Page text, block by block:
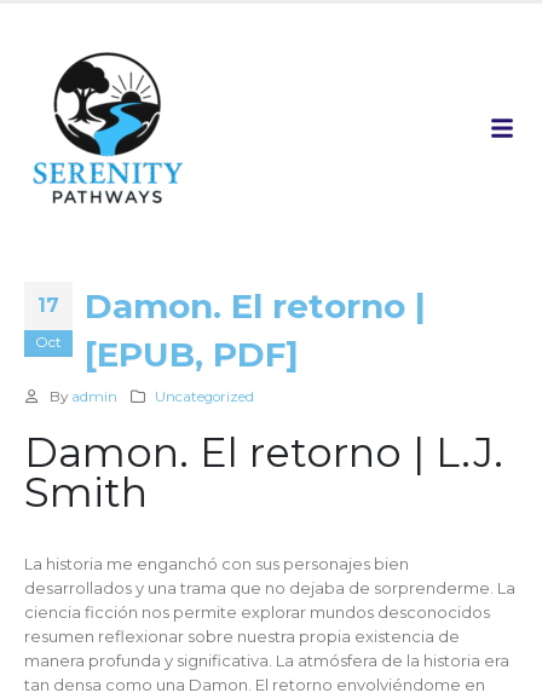
17
Oct
Damon. El retorno |
[EPUB, PDF]
By admin Uncategorized
Damon. El retorno | L.J.
Smith
La historia me enganchó con sus personajes bien
desarrollados y una trama que no dejaba de sorprenderme. La
ciencia ficción nos permite explorar mundos desconocidos
resumen reflexionar sobre nuestra propia existencia de
manera profunda y significativa. La atmósfera de la historia era
tan densa como una Damon. El retorno envolviéndome en